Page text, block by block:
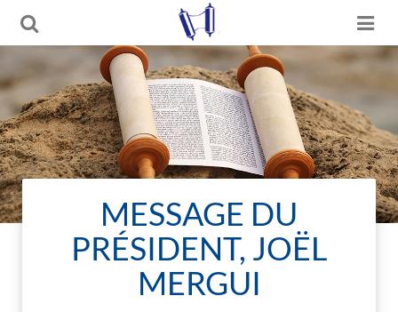
MESSAGE DU
PRÉSIDENT, JOËL
MERGUI